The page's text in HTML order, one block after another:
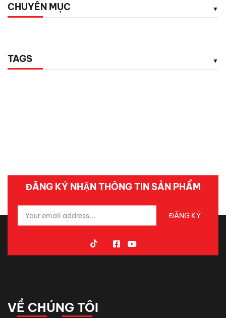
CHUYÊN MỤC
TAGS
ĐĂNG KÝ NHẬN THÔNG TIN SẢN PHẨM
VỀ CHÚNG TÔI